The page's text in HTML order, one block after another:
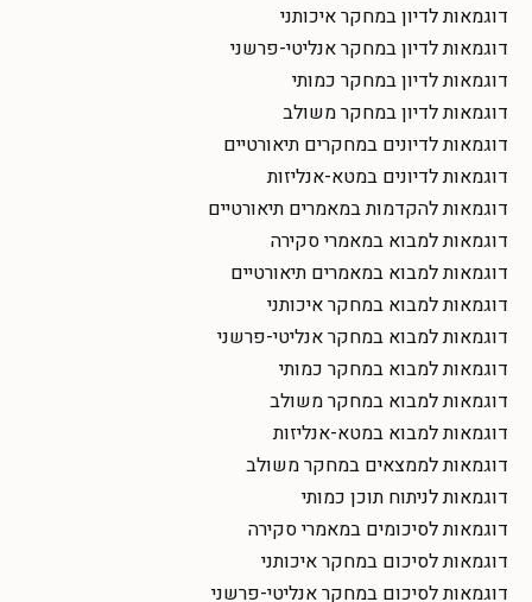
דוגמאות לדיון במחקר איכותני
דוגמאות לדיון במחקר אנליטי-פרשני
דוגמאות לדיון במחקר כמותי
דוגמאות לדיון במחקר משולב
דוגמאות לדיונים במחקרים תיאורטיים
דוגמאות לדיונים במטא-אנליזות
דוגמאות להקדמות במאמרים תיאורטיים
דוגמאות למבוא במאמרי סקירה
דוגמאות למבוא במאמרים תיאורטיים
דוגמאות למבוא במחקר איכותני
דוגמאות למבוא במחקר אנליטי-פרשני
דוגמאות למבוא במחקר כמותי
דוגמאות למבוא במחקר משולב
דוגמאות למבוא במטא-אנליזות
דוגמאות לממצאים במחקר משולב
דוגמאות לניתוח תוכן כמותי
דוגמאות לסיכומים במאמרי סקירה
דוגמאות לסיכום במחקר איכותני
דוגמאות לסיכום במחקר אנליטי-פרשני